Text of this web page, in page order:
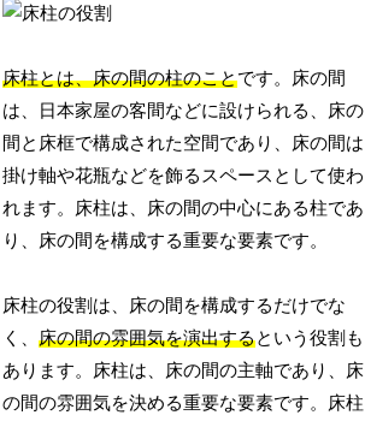
床柱とは、床の間の柱のことです。床の間
は、日本家屋の客間などに設けられる、床の
間と床框で構成された空間であり、床の間は
掛け軸や花瓶などを飾るスペースとして使わ
れます。床柱は、床の間の中心にある柱であ
り、床の間を構成する重要な要素です。
床柱の役割は、床の間を構成するだけでな
く、床の間の雰囲気を演出するという役割も
あります。床柱は、床の間の主軸であり、床
の間の雰囲気を決める重要な要素です。床柱